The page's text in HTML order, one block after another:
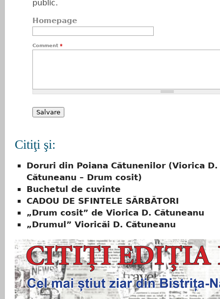
public.
Homepage
Comment *
Citiţi şi:
Doruri din Poiana Cătunenilor (Viorica D.
Cătuneanu – Drum cosit)
Buchetul de cuvinte
CADOU DE SFINTELE SĂRBĂTORI
„Drum cosit” de Viorica D. Cătuneanu
„Drumul” Vioricăi D. Cătuneanu